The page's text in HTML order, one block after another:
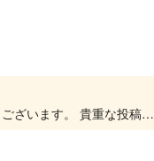
いつもキッズユーエスランド 大阪泉佐野店をご利用頂き誠にありがとうございます。 貴重な投稿を頂きありがとうございます。 大変嬉しいお言葉をいただき、スタッフ一同、とても励みになります。...